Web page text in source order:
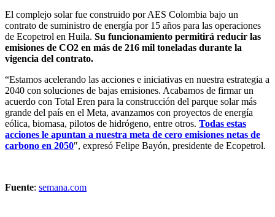
El complejo solar fue construido por AES Colombia bajo un
contrato de suministro de energía por 15 años para las operaciones
de Ecopetrol en Huila. Su funcionamiento permitirá reducir las
emisiones de CO2 en más de 216 mil toneladas durante la
vigencia del contrato.
“Estamos acelerando las acciones e iniciativas en nuestra estrategia a
2040 con soluciones de bajas emisiones. Acabamos de firmar un
acuerdo con Total Eren para la construcción del parque solar más
grande del país en el Meta, avanzamos con proyectos de energía
eólica, biomasa, pilotos de hidrógeno, entre otros. Todas estas
acciones le apuntan a nuestra meta de cero emisiones netas de
carbono en 2050″, expresó Felipe Bayón, presidente de Ecopetrol.
Fuente: semana.com